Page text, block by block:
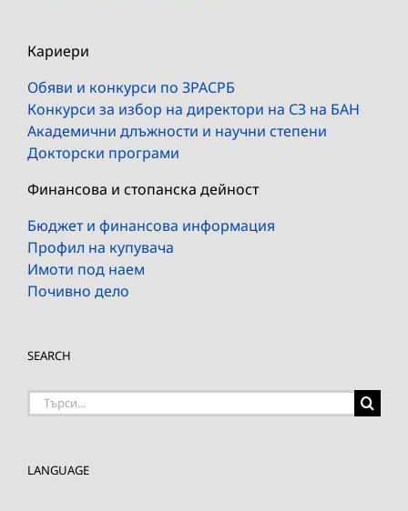
Кариери
Обяви и конкурси по ЗРАСРБ
Конкурси за избор на директори на СЗ на БАН
Академични длъжности и научни степени
Докторски програми
Финансова и стопанска дейност
Бюджет и финансова информация
Профил на купувача
Имоти под наем
Почивно дело
SEARCH
Търсене
LANGUAGE